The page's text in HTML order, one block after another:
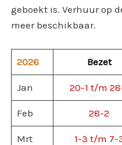
geboekt is. Verhuur op
meer beschikbaar.
2026 Bezet
Jan 20-1 t/m
Feb 28-2
Mrt 1-3 t/m 7-